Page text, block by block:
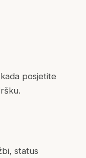
posjetite
status